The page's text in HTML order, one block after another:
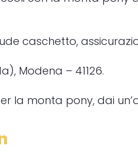
caschetto,
Modena – 41126.
la monta pony, dai